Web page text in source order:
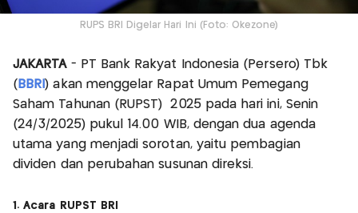
RUPS BRI Digelar Hari Ini (Foto: Okezone)
JAKARTA- PT Bank Rakyat Indonesia (Persero) Tbk
( BBRI ) akan menggelar Rapat Umum Pemegang
Saham Tahunan (RUPST) 2025 pada hari ini, Senin
(24/3/2025) pukul 14.00 WIB, dengan dua agenda
utama yang menjadi sorotan, yaitu pembagian
dividen dan perubahan susunan direksi.
1. Acara RUPST BRI